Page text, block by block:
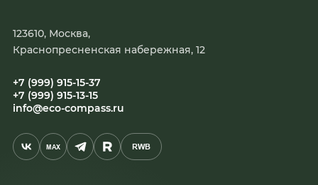
123610, Москва,
Краснопресненская набережная, 12
+7 (999) 915-15-37
+7 (999) 915-13-15
info@eco-compass.ru
MAX RWB